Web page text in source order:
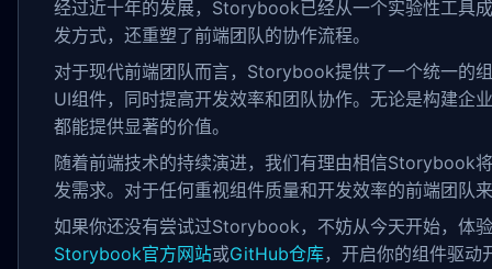
经过近十年的发展，Storybook已经从一个实验性工具
发方式，还重塑了前端团队的协作流程。
对于现代前端团队而言，Storybook提供了一个统一的
UI组件，同时提高开发效率和团队协作。无论是构建
都能提供显著的价值。
随着前端技术的持续演进，我们有理由相信Storybook
发需求。对于任何重视组件质量和开发效率的前端团
如果你还没有尝试过Storybook，不妨从今天开始，体
Storybook官方网站或GitHub仓库，开启你的组件驱动